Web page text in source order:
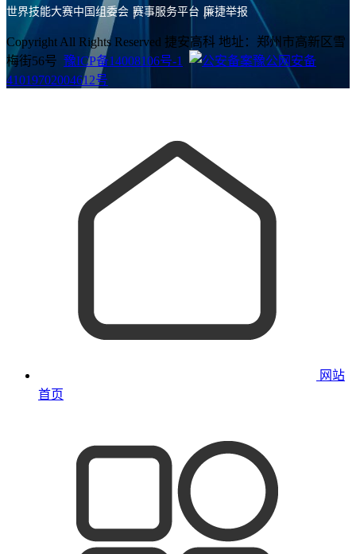
世界技能大赛中国组委会 赛事服务平台 廉捷举报
Copyright All Rights Reserved 捷安高科 地址：郑州市高新区雪
梅街56号 豫ICP备14008106号-1
豫公网安备
41019702004612号
网站
首页